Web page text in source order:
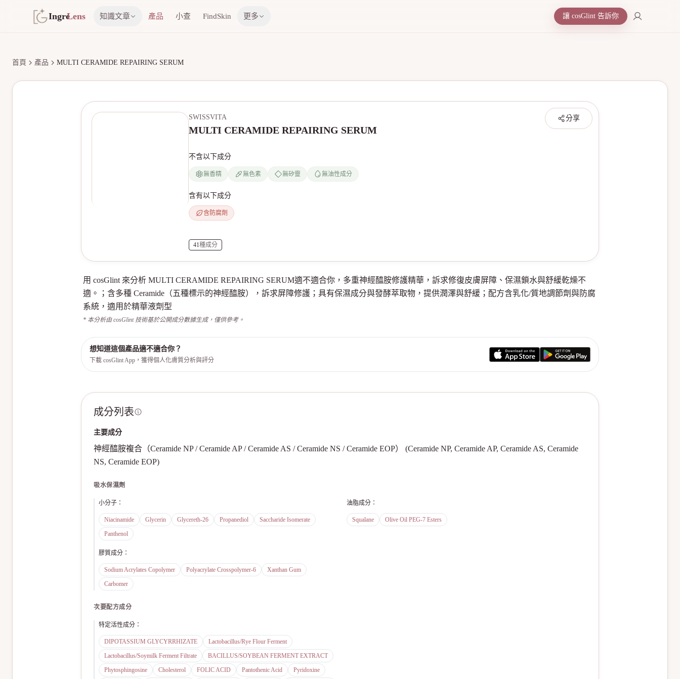
IngreLens 知識文章 產品 小查 FindSkin 更多 讓 cosGlint 告訴你
首頁 產品 MULTI CERAMIDE REPAIRING SERUM
分享
SWISSVITA
MULTI CERAMIDE REPAIRING SERUM
不含以下成分
無香精 無色素 無矽靈 無油性成分
含有以下成分
含防腐劑
41種成分
用 cosGlint 來分析 MULTI CERAMIDE REPAIRING SERUM適不適合你，多重神經醯胺修護精華，訴求修復皮膚屏障、保濕鎖水與舒緩乾燥不
適。；含多種 Ceramide（五種標示的神經醯胺），訴求屏障修護；具有保濕成分與發酵萃取物，提供潤澤與舒緩；配方含乳化/質地調節劑與防腐
系統，適用於精華液劑型
* 本分析由 cosGlint 技術基於公開成分數據生成，僅供參考。
想知道這個產品適不適合你？
下載 cosGlint App，獲得個人化膚質分析與評分
成分列表
主要成分
神經醯胺複合（Ceramide NP / Ceramide AP / Ceramide AS / Ceramide NS / Ceramide EOP） (Ceramide NP, Ceramide AP, Ceramide AS, Ceramide
NS, Ceramide EOP)
吸水保濕劑
小分子 ：
Niacinamide Glycerin Glycereth-26 Propanediol
Saccharide Isomerate
Panthenol
油脂成分 ：
Squalane Olive Oil PEG-7 Esters
膠質成分 ：
Sodium Acrylates Copolymer Polyacrylate Crosspolymer-6
Xanthan Gum
Carbomer
次要配方成分
特定活性成分 ：
DIPOTASSIUM GLYCYRRHIZATE
Lactobacillus/Rye Flour Ferment
Lactobacillus/Soymilk Ferment Filtrate
BACILLUS/SOYBEAN FERMENT EXTRACT
Phytosphingosine
Cholesterol FOLIC ACID Pantothenic Acid
Pyridoxine